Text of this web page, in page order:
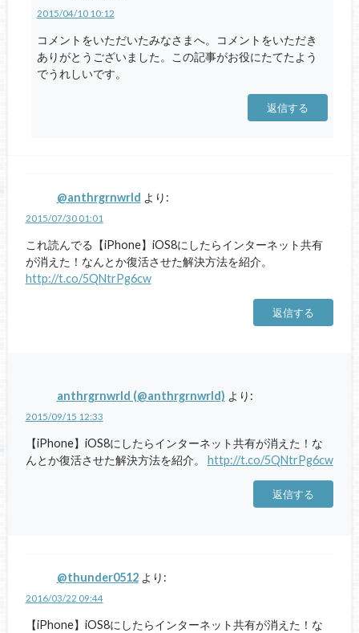
2015/04/10 10:12
コメントをいただいたみなさまへ。コメントをいただき
ありがとうございました。この記事がお役にたてたよう
でうれしいです。
返信する
@anthrgrnwrld より:
2015/07/30 01:01
これ読んでる【iPhone】iOS8にしたらインターネット共有
が消えた！なんとか復活させた解決方法を紹介。
http://t.co/5QNtrPg6cw
返信する
anthrgrnwrld (@anthrgrnwrld) より:
2015/09/15 12:33
【iPhone】iOS8にしたらインターネット共有が消えた！な
んとか復活させた解決方法を紹介。 http://t.co/5QNtrPg6cw
返信する
@thunder0512 より:
2016/03/22 09:44
【iPhone】iOS8にしたらインターネット共有が消えた！な